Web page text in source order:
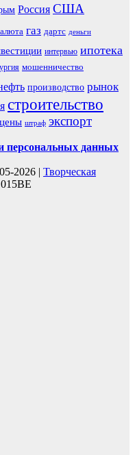
Россия США
газ дартс деньги
интервью ипотека
мошенничество
производство рынок
строительство
цены штраф экспорт
персональных данных
2026 | Творческая
015BE